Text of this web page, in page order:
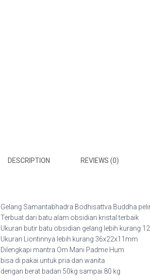
DESCRIPTION REVIEWS (0)
Gelang Samantabhadra Bodhisattva Buddha
Terbuat dari batu alam obsidian kristal terbaik
Ukuran butir batu obsidian gelang lebih kurang
Ukuran Liontinnya lebih kurang 36x22x11mm
Dilengkapi mantra Om Mani Padme Hum
bisa di pakai untuk pria dan wanita
dengan berat badan 50kg sampai 80 kg